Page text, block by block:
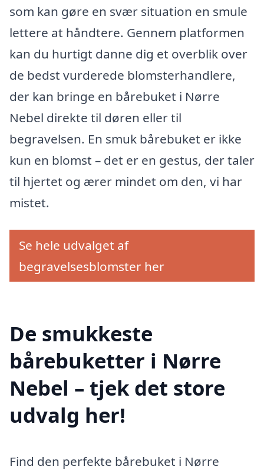
som kan gøre en svær situation en smule
lettere at håndtere. Gennem platformen
kan du hurtigt danne dig et overblik over
de bedst vurderede blomsterhandlere,
der kan bringe en bårebuket i Nørre
Nebel direkte til døren eller til
begravelsen. En smuk bårebuket er ikke
kun en blomst – det er en gestus, der taler
til hjertet og ærer mindet om den, vi har
mistet.
Se hele udvalget af
begravelsesblomster her
De smukkeste
bårebuketter i Nørre
Nebel – tjek det store
udvalg her!
Find den perfekte bårebuket i Nørre